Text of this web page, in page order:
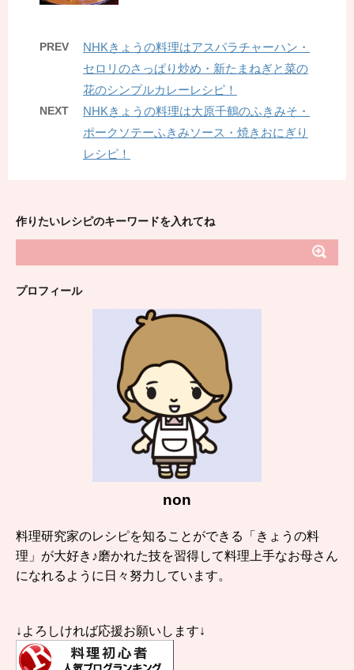
PREV
NHKきょうの料理はアスパラチャーハン・
セロリのさっぱり炒め・新たまねぎと菜の
花のシンプルカレーレシピ！
NEXT
NHKきょうの料理は大原千鶴のふきみそ・
ポークソテーふきみソース・焼きおにぎり
レシピ！
作りたいレシピのキーワードを入れてね
プロフィール
non
料理研究家のレシピを知ることができる「きょうの料
理」が大好き♪磨かれた技を習得して料理上手なお母さん
になれるように日々努力しています。
↓よろしければ応援お願いします↓